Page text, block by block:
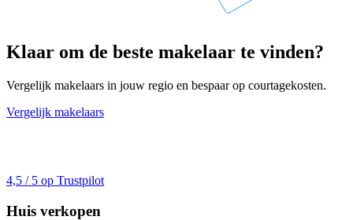
Klaar om de beste makelaar te vinden?
Vergelijk makelaars in jouw regio en bespaar op courtagekosten.
Vergelijk makelaars
4,5 / 5 op Trustpilot
Huis verkopen